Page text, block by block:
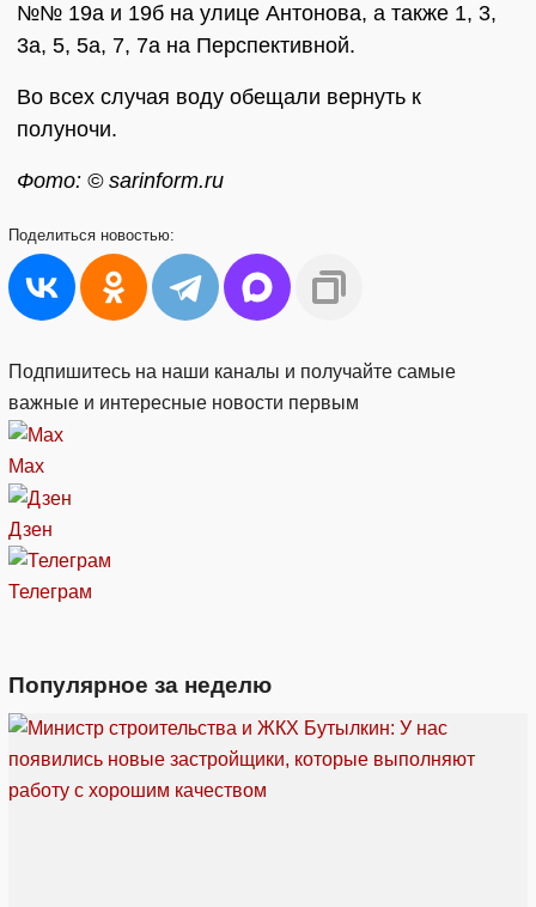
№№ 19а и 19б на улице Антонова, а также 1, 3,
3а, 5, 5а, 7, 7а на Перспективной.
Во всех случая воду обещали вернуть к
полуночи.
Фото: © sarinform.ru
Поделиться новостью:
Подпишитесь на наши каналы и получайте самые
важные и интересные новости первым
Max
Дзен
Телеграм
Популярное за неделю